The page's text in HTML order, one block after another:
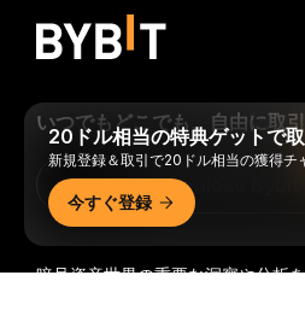
暗号資産世界の重要な洞察や分析
いつでもどこでも、自由に取
Download Bybit
20ドル相当の特典ゲットで
新規登録＆取引で20ドル相当の獲得チ
今すぐ登録